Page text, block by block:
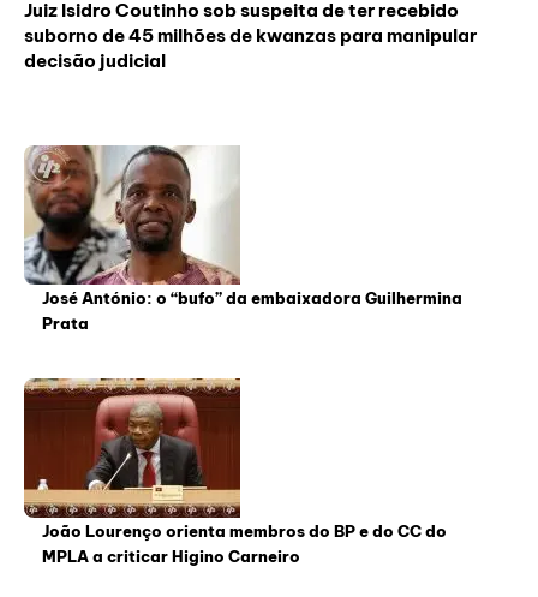
Juiz Isidro Coutinho sob suspeita de ter recebido
suborno de 45 milhões de kwanzas para manipular
decisão judicial
José António: o “bufo” da embaixadora Guilhermina
Prata
João Lourenço orienta membros do BP e do CC do
MPLA a criticar Higino Carneiro